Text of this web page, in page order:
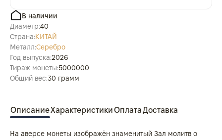
В наличии
Диаметр:40
Страна:КИТАЙ
Металл:Серебро
Год выпуска:2026
Тираж монеты:5000000
Общий вес:30 грамм
ОписаниеХарактеристикиОплатаДоставка
На аверсе монеты изображён знаменитый Зал молитв о